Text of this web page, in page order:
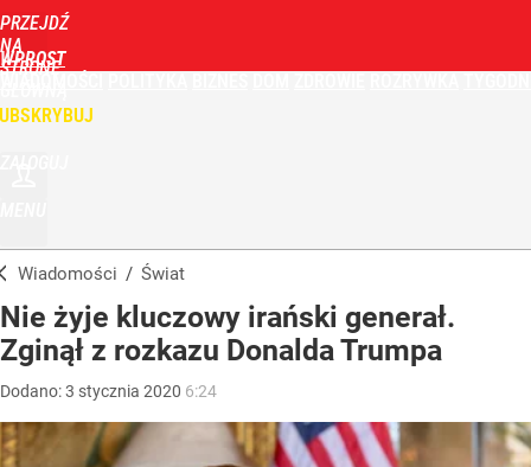
PRZEJDŹ
NA
STRONĘ
WPROST
Wiadomości / Świat
Nie żyje kluczowy irański generał.
Zginął z rozkazu Donalda Trumpa
Dodano:3 stycznia 2020 6:24